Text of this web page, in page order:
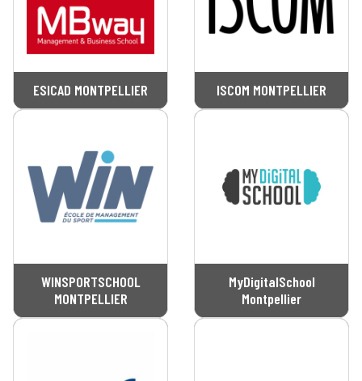
ESICAD MONTPELLIER ISCOM MONTPELLIER
WINSPORTSCHOOL
MONTPELLIER
MyDigitalSchool
Montpellier